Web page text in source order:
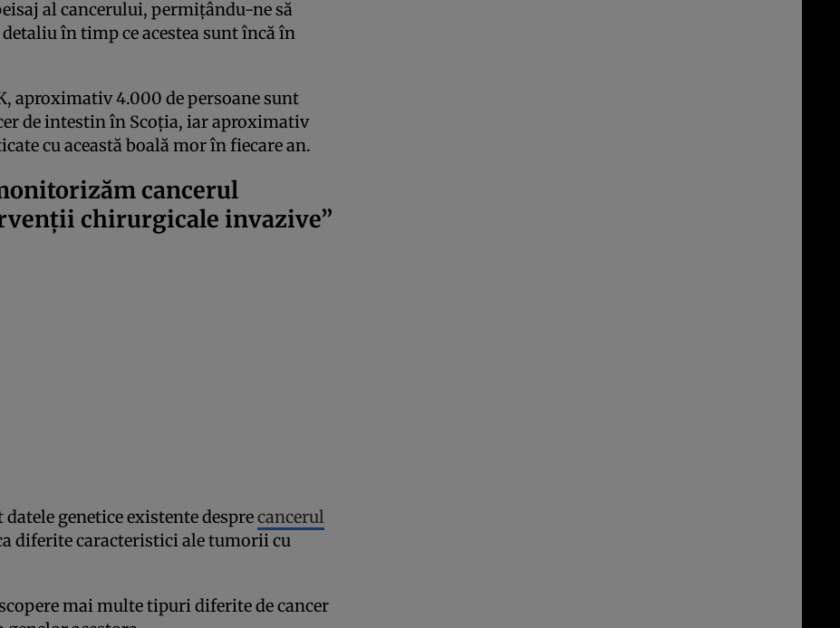
al cancerului, permițându-ne să
în timp ce acestea sunt încă în
aproximativ 4.000 de persoane sunt
de intestin în Scoția, iar aproximativ
cu această boală mor în fiecare an.
cancerul
chirurgicale invazive”
genetice existente desprecancerul
diferite caracteristici ale tumorii cu
mai multe tipuri diferite de cancer